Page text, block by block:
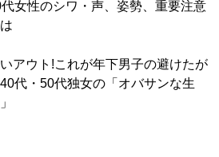
女性のシワ・声、姿勢、重要注意
アウト!これが年下男子の避けたが
代・50代独女の「オバサンな生